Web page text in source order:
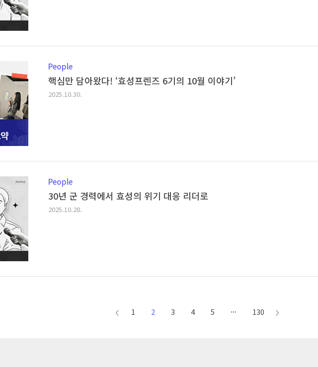
People
핵심만 담아왔다! ‘효성프렌즈 6기의 10월 이야기’
2025.10.30.
People
30년 군 경력에서 효성의 위기 대응 리더로
2025.10.28.
이전
1 2 3 4 5 ··· 130
다음